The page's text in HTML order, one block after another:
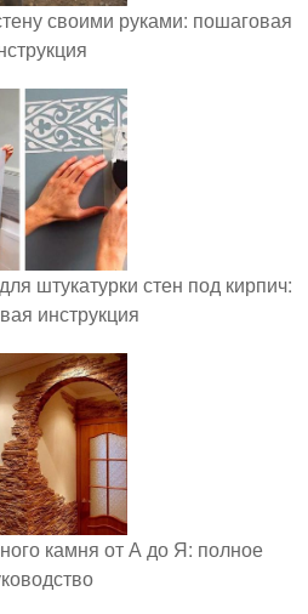
своими руками: пошаговая
штукатурки стен под кирпич:
инструкция
камня от А до Я: полное